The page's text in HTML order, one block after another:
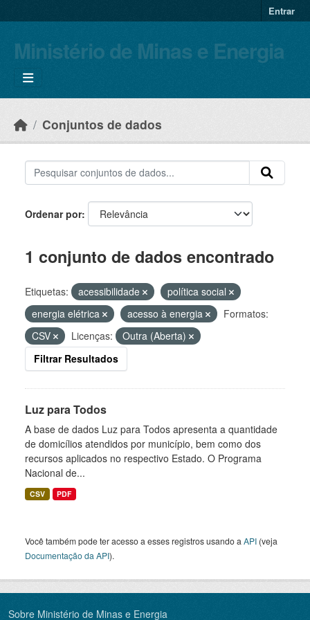
Entrar
Ministério de Minas e Energia
Conjuntos de dados
Ordenar por
1 conjunto de dados encontrado
Etiquetas: acessibilidade
política social
energia elétrica
acesso à energia
Formatos:
CSV
Licenças:
Outra (Aberta)
Filtrar Resultados
Luz para Todos
A base de dados Luz para Todos apresenta a quantidade
de domicílios atendidos por município, bem como dos
recursos aplicados no respectivo Estado. O Programa
Nacional de...
CSV PDF
Você também pode ter acesso a esses registros usando a API (veja
Documentação da API).
Sobre Ministério de Minas e Energia